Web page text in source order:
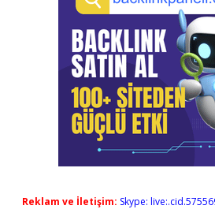
Reklam ve İletişim: Skype: